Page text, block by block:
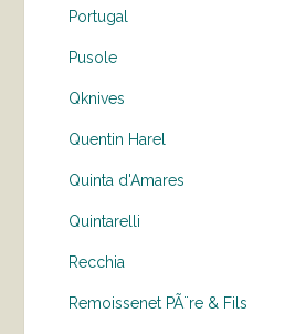
Portugal
Pusole
Qknives
Quentin Harel
Quinta d'Amares
Quintarelli
Recchia
Remoissenet PÃ¨re & Fils